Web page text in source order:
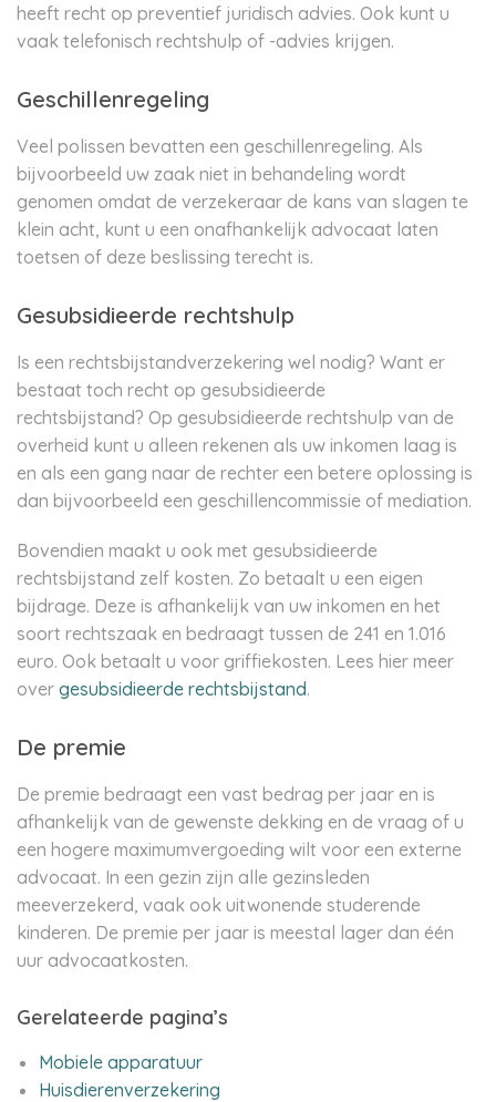
heeft recht op preventief juridisch advies. Ook kunt u
vaak telefonisch rechtshulp of -advies krijgen.
Geschillenregeling
Veel polissen bevatten een geschillenregeling. Als
bijvoorbeeld uw zaak niet in behandeling wordt
genomen omdat de verzekeraar de kans van slagen te
klein acht, kunt u een onafhankelijk advocaat laten
toetsen of deze beslissing terecht is.
Gesubsidieerde rechtshulp
Is een rechtsbijstandverzekering wel nodig? Want er
bestaat toch recht op gesubsidieerde
rechtsbijstand? Op gesubsidieerde rechtshulp van de
overheid kunt u alleen rekenen als uw inkomen laag is
en als een gang naar de rechter een betere oplossing is
dan bijvoorbeeld een geschillencommissie of mediation.
Bovendien maakt u ook met gesubsidieerde
rechtsbijstand zelf kosten. Zo betaalt u een eigen
bijdrage. Deze is afhankelijk van uw inkomen en het
soort rechtszaak en bedraagt tussen de 241 en 1.016
euro. Ook betaalt u voor griffiekosten. Lees hier meer
over gesubsidieerde rechtsbijstand.
De premie
De premie bedraagt een vast bedrag per jaar en is
afhankelijk van de gewenste dekking en de vraag of u
een hogere maximumvergoeding wilt voor een externe
advocaat. In een gezin zijn alle gezinsleden
meeverzekerd, vaak ook uitwonende studerende
kinderen. De premie per jaar is meestal lager dan één
uur advocaatkosten.
Gerelateerde pagina’s
Mobiele apparatuur
Huisdierenverzekering